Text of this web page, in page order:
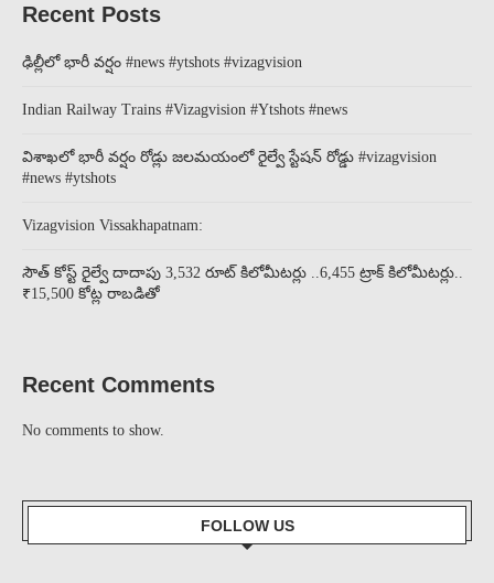
Recent Posts
ఢిల్లీలో భారీ వర్షం #news #ytshots #vizagvision
Indian Railway Trains #Vizagvision #Ytshots #news
విశాఖలో భారీ వర్షం రోడ్లు జలమయంలో రైల్వే స్టేషన్ రోడ్డు #vizagvision
#news #ytshots
Vizagvision Vissakhapatnam:
సౌత్ కోస్ట్ రైల్వే దాదాపు 3,532 రూట్ కిలోమీటర్లు ..6,455 ట్రాక్ కిలోమీటర్లు..
₹15,500 కోట్ల రాబడితో
Recent Comments
No comments to show.
FOLLOW US